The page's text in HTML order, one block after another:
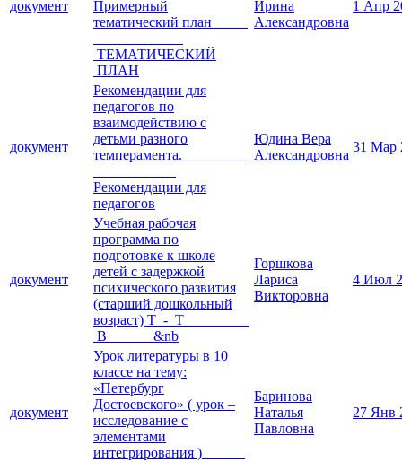
документ
Примерный
тематический план
ТЕМАТИЧЕСКИЙ
ПЛАН
Ирина
Александровна
1 Апр
документ
Рекомендации для
педагогов по
взаимодействию с
детьми разного
темперамента.
Рекомендации для
педагогов
Юдина Вера
Александровна
31 Мар
документ
Учебная рабочая
программа по
подготовке к школе
детей с задержкой
психического развития
(старший дошкольный
возраст) Т - Т
В &nb
Горшкова
Лариса
Викторовна
4 Июл
документ
Урок литературы в 10
классе на тему:
«Петербург
Достоевского» ( урок –
исследование с
элементами
интегрирования )
Баринова
Наталья
Павловна
27 Янв